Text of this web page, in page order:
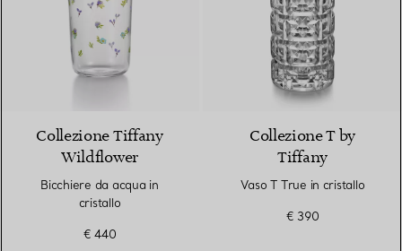
Collezione Tiffany
Wildflower
Bicchiere da acqua in
cristallo
€ 440
Collezione T by
Tiffany
Vaso T True in cristallo
€ 390